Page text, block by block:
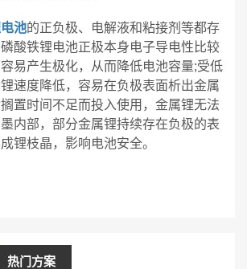
池的正负极、电解液和粘接剂等都存
酸铁锂电池正极本身电子导电性比较
易产生极化，从而降低电池容量;受低
速度降低，容易在负极表面析出金属
置时间不足而投入使用，金属锂无法
内部，部分金属锂持续存在负极的表
锂枝晶，影响电池安全。
热门方案